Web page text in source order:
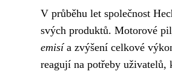
V průběhu let společnost
svých produktů. Motorové
emisía zvýšení celkové
reagují na potřeby